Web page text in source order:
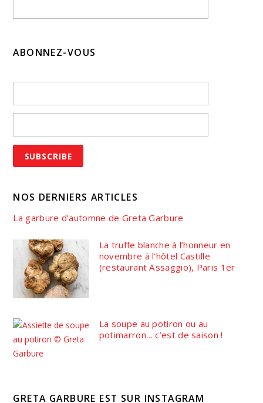
ABONNEZ-VOUS
NOS DERNIERS ARTICLES
La garbure d’automne de Greta Garbure
La truffe blanche à l’honneur en
novembre à l’hôtel Castille
(restaurant Assaggio), Paris 1er
La soupe au potiron ou au
potimarron… c’est de saison !
GRETA GARBURE EST SUR INSTAGRAM